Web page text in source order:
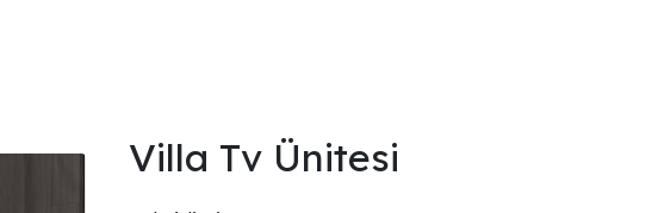
Villa Tv Ünitesi